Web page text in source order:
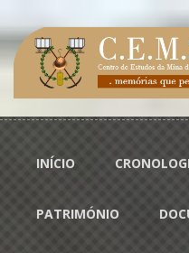
Menu principal
INÍCIO
PATRIMÓNIO